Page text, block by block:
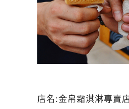
店名:金帛霜淇淋專賣